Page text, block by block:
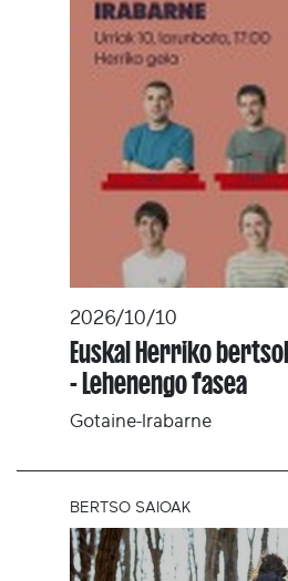
2026/10/10
Euskal Herriko
- Lehenengo fasea
Gotaine-Irabarne
BERTSO SAIOAK